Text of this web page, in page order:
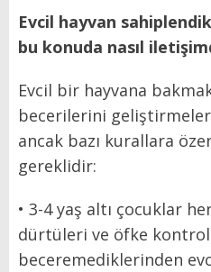
Evcil hayvan
bu konuda nasıl
Evcil bir hayvana
becerilerini
ancak bazı kurallara
gereklidir:
• 3-4 yaş altı çocuklar
dürtüleri ve öfke
beceremediklerinden